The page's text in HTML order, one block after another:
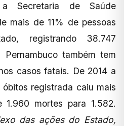
Secretaria de Saúde
mais de 11% de pessoas
registrando 38.747
também tem
casos fatais. De 2014 a
registrada caiu mais
1.960 mortes para 1.582.
das ações do Estado,